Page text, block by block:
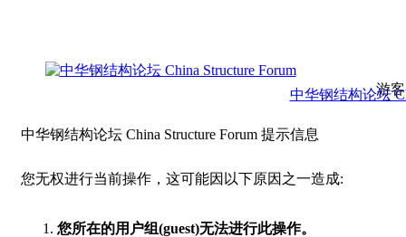
游
中华钢结构论坛
中华钢结构论坛 China Structure Forum 提示信息
您无权进行当前操作，这可能因以下原因之一造成:
您所在的用户组(guest)无法进行此操作。